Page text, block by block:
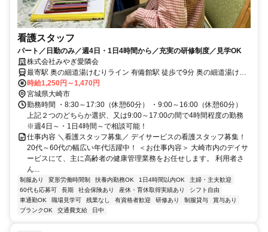
看護スタッフ
パート／日勤のみ／週4日・1日4時間から／充実の研修制度／見学OK
株式会社みやぎ愛隣会
最寄駅 奥の細道湯けむりライン 有備館駅 徒歩で9分 奥の細道湯けむ
りライン 岩出山駅 徒歩で9分
時給1,250円～1,470円
宮城県大崎市
勤務時間 ・8:30～17:30（休憩60分） ・9:00～16:00（休憩60分）
上記２つのどちらか選択、又は9:00～17:00の間で4時間程度の勤務
※週4日～・1日4時間～で相談可能！
仕事内容 ＼看護スタッフ募集／ デイサービスの看護スタッフ募集！
20代～60代の幅広い年代活躍中！ ＜お仕事内容＞ 大崎市内のデイサ
ービスにて、主に高齢者の健康管理業務をお任せします。 利用者さ
ん...
制服あり 変形労働時間制 扶養内勤務OK 1日4時間以内OK
主婦・主夫歓迎
60代も応募可
長期 社会保険あり 産休・育休取得実績あり
シフト自由
車通勤OK
職場見学可 残業なし 有資格者歓迎 研修あり 制服貸与
賞与あり
ブランクOK
交通費支給 日中